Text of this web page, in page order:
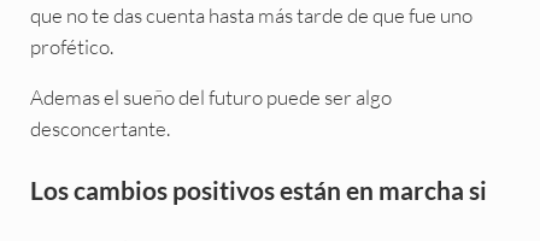
que no te das cuenta hasta más tarde de que fue uno
profético.
Ademas el sueño del futuro puede ser algo
desconcertante.
Los cambios positivos están en marcha si